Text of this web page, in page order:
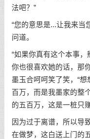
法吧？”
“您的意思是...让我来当
问道。
“如果你真有这个本事，
你也很喜欢她的话，那
墨玉合呵呵笑了笑，“
百万，而是我墨家的整
的五百万，这是一桩只
因为过于离谱，所以导
在做梦，这白送上门的